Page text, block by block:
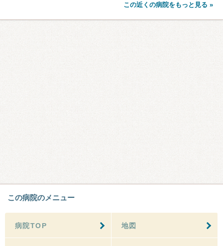
この近くの病院をもっと見る »
この病院のメニュー
病院TOP 地図